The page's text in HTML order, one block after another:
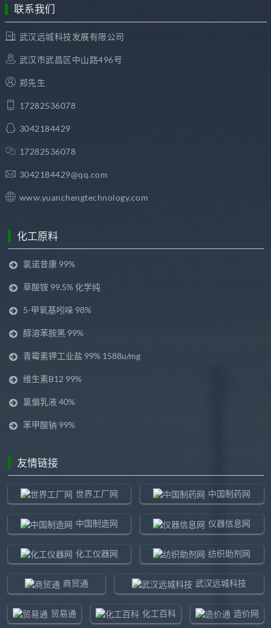
联系我们
武汉远城科技发展有限公司
武汉市武昌区中山路496号
郑先生
17282536078
3042184429
17282536078
3042184429@qq.com
www.yuanchengtechnology.com
化工原料
氯诺昔康 99%
草酸铵 99.5% 化学纯
5-甲氧基吲哚 98%
醇溶苯胺黑 99%
青霉素钾工业盐 99% 1588u/mg
维生素B12 99%
氯偏乳液 40%
苯甲酸钠 99%
友情链接
世界工厂网 中国制药网
中国制造网 仪器信息网
化工仪器网 纺织助剂网
商贸通 武汉远城科技
贸易通 化工百科 造价网